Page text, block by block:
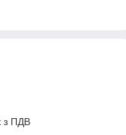
з ПДВ